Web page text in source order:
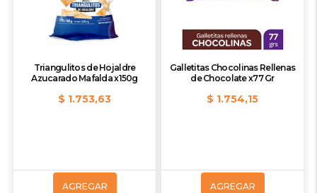
Triangulitos de Hojaldre
Azucarado Mafalda x150g
$ 1.753,63
AGREGAR
Galletitas Chocolinas Rellenas
de Chocolate x77 Gr
$ 1.754,15
AGREGAR